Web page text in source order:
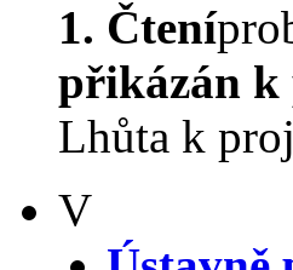
1. Čtení
přikázán k
Lhůta k
V